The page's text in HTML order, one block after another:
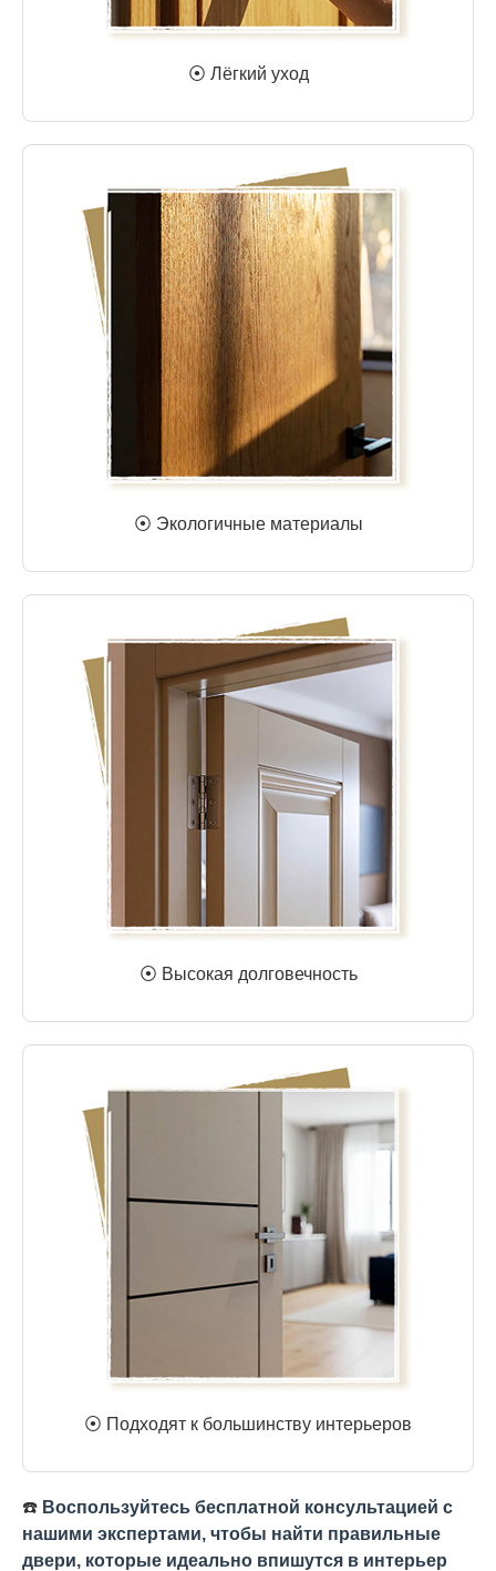
⦿ Лёгкий уход
⦿ Экологичные материалы
⦿ Высокая долговечность
⦿ Подходят к большинству интерьеров
☎️ Воспользуйтесь бесплатной консультацией с
нашими экспертами, чтобы найти правильные
двери, которые идеально впишутся в интерьер